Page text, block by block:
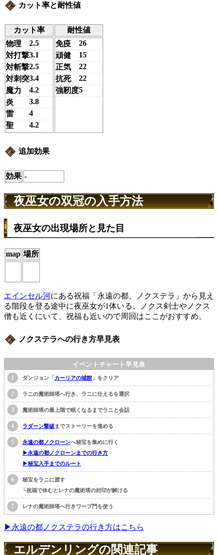
カット率と耐性値
カット率
耐性値
物理
2.5
対打撃3.1
対斬撃2.5
対刺突3.4
魔力
4.2
炎
3.8
雷
4
聖
4.2
免疫
26
頑健
15
正気
22
抗死
22
強靭度5
追加効果
効果 -
夜巫女の双冠の入手方法
夜巫女の出現場所と見た目
map 場所
エインセル河にある祝福「永遠の都、ノクステラ」から見え
る階段を登る途中に夜巫女が1体いる。ノクス剣士やノクス
僧も近くにいて、祝福も近いので周回はここがおすすめ。
ノクステラへの行き方早見表
イベントチャート早見表
ダンジョン「カーリアの城館 」をクリア
ラニの魔術師塔へ行き、ラニに仕えるを選択
魔術師塔の最上階で眠くなるまでラニと会話
ラダーン撃破までストーリーを進める
永遠の都ノクローンへ秘宝を集めに行く
▶永遠の都ノクローンまでの行き方
▶秘宝入手までのルート
秘宝をラニに渡す
└祝福で休むとレナの魔術塔の封印が解ける
レナの魔術師塔へ行きワープ門を使う
▶永遠の都ノクステラの行き方はこちら
エルデンリングの関連記事